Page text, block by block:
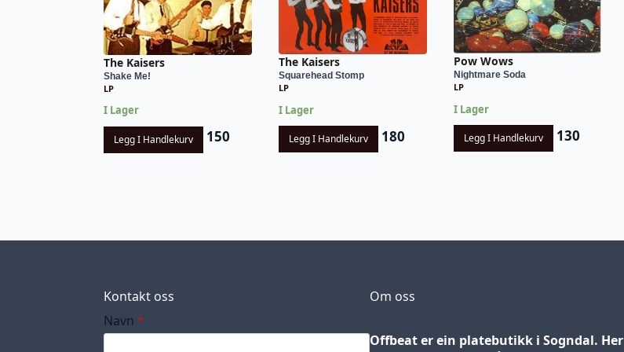
The Kaisers
Shake Me!
LP
I Lager
Legg I Handlekurv 150
The Kaisers
Squarehead Stomp
LP
I Lager
Legg I Handlekurv 180
Pow Wows
Nightmare Soda
LP
I Lager
Legg I Handlekurv 130
Kontakt oss
Navn *
Om oss
Offbeat er ein platebutikk i Sogndal. Her